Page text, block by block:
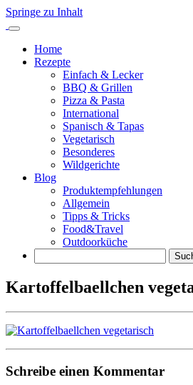
Springe zu Inhalt
Home
Rezepte
Einfach & Lecker
BBQ & Grillen
Pizza & Pasta
International
Spanisch & Tapas
Vegetarisch
Besonderes
Wildgerichte
Blog
Produktempfehlungen
Allgemein
Tipps & Tricks
Food&Travel
Outdoorküche
Kartoffelbaellchen
Schreibe einen Kommentar